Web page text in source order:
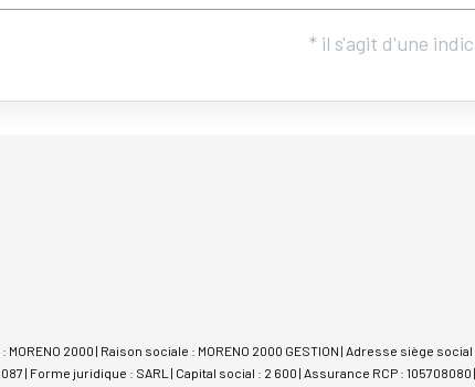
2000 | Raison sociale : MORENO 2000 GESTION | Adresse siège
| Forme juridique : SARL | Capital social : 2 600 | Assurance RCP : 105708080 |